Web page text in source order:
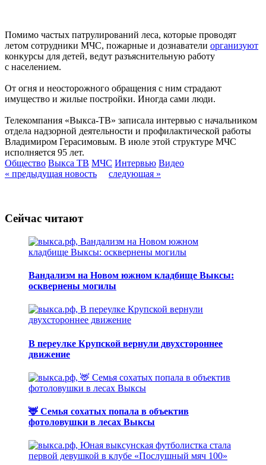
Помимо частых патрулирований леса, которые проводят
летом сотрудники МЧС, пожарные и дознаватели организуют
конкурсы для детей, ведут разъяснительную работу
с населением.
От огня и неосторожного обращения с ним страдают
имущество и жилые постройки. Иногда сами люди.
Телекомпания «Выкса-ТВ» записала интервью с начальником
отдела надзорной деятельности и профилактической работы
Владимиром Герасимовым. В июле этой структуре МЧС
исполняется 95 лет.
Общество Выкса ТВ МЧС Интервью Видео
« предыдущая новость
следующая »
Сейчас читают
Вандализм на Новом южном кладбище Выксы:
осквернены могилы
В переулке Крупской вернули двухстороннее
движение
🦌 Семья сохатых попала в объектив
фотоловушки в лесах Выксы